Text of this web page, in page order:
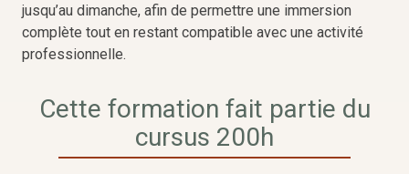
jusqu’au dimanche, afin de permettre une immersion
complète tout en restant compatible avec une activité
professionnelle.
Cette formation fait partie du
cursus 200h